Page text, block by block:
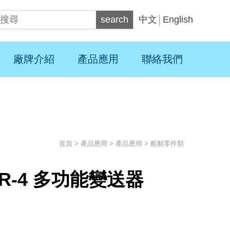
search 中文 English
廠牌介紹 產品應用 聯絡我們
首頁 > 產品應用 > 產品應用 > 船舶零件類
4 多功能變送器